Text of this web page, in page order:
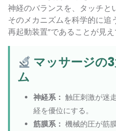
神経のバランスを、タッチと
そのメカニズムを科学的に追
再起動装置”であることが見え
マッサージの
ム
神経系： 触圧刺激が迷
経を優位にする。
筋膜系： 機械的圧が筋